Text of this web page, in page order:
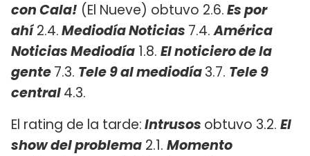
con Cala! (El Nueve) obtuvo 2.6.Es por
ahí2.4.Mediodía Noticias 7.4.América
Noticias Mediodía 1.8. El noticiero de la
gente7.3. Tele 9 al mediodía3.7. Tele 9
central4.3.
El rating de la tarde:Intrusos obtuvo 3.2. El
show del problema 2.1. Momento